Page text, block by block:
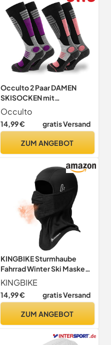
Occulto 2 Paar DAMEN
SKISOCKEN mit
POLSTERUNG in
verschiedenen Farben,
THERMO WINTERSOCKEN
Paar Lila | 1 Paar Pink 39-42
Occulto
14,99 € gratis Versand
ZUM ANGEBOT
KINGBIKE Sturmhaube
Fahrrad Winter Ski Maske
Sturmhaube Kaltes Wetter
Warm Anti Beschlag
Winddicht Skifahren
Radfahren Motorrad Maske
(Lycra+Fleece, 1)
KINGBIKE
14,99 € gratis Versand
ZUM ANGEBOT